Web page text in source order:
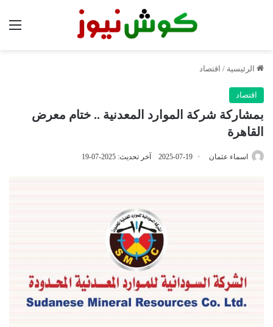
الرئيسية / اقتصاد
اقتصاد
بمشاركة شركة الموارد المعدنية .. ختام معرض
القاهرة
اسماء عثمان 2025-07-19 آخر تحديث: 2025-07-19